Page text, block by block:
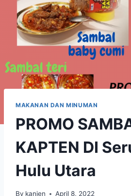
MAKANAN DAN MINUMAN
PROMO
KAPTEN DI
Hulu Utara
By kanjen April 8, 2022